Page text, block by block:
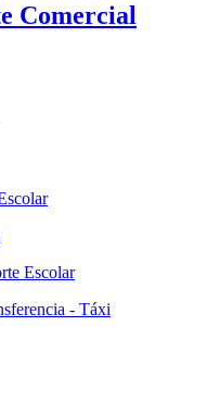
Comercial
Escolar
- Táxi